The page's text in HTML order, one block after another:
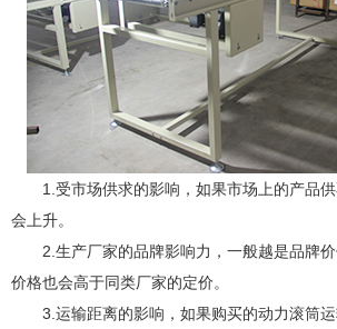
1.受市场供求的影响，如果市场上的产品供
会上升。
2.生产厂家的品牌影响力，一般越是品牌价
价格也会高于同类厂家的定价。
3.运输距离的影响，如果购买的动力滚筒运